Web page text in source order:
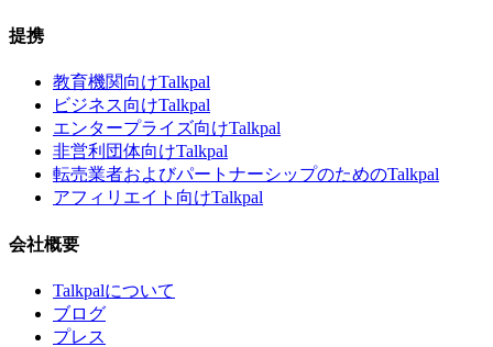
提携
教育機関向けTalkpal
ビジネス向けTalkpal
エンタープライズ向けTalkpal
非営利団体向けTalkpal
転売業者およびパートナーシップのためのTalkpal
アフィリエイト向けTalkpal
会社概要
Talkpalについて
ブログ
プレス